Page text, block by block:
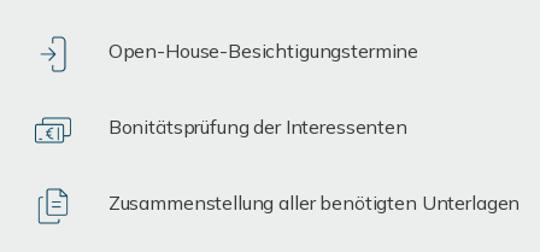
Open-House-Besichtigungstermine
Bonitätsprüfung der Interessenten
Zusammenstellung aller benötigten Unterlagen